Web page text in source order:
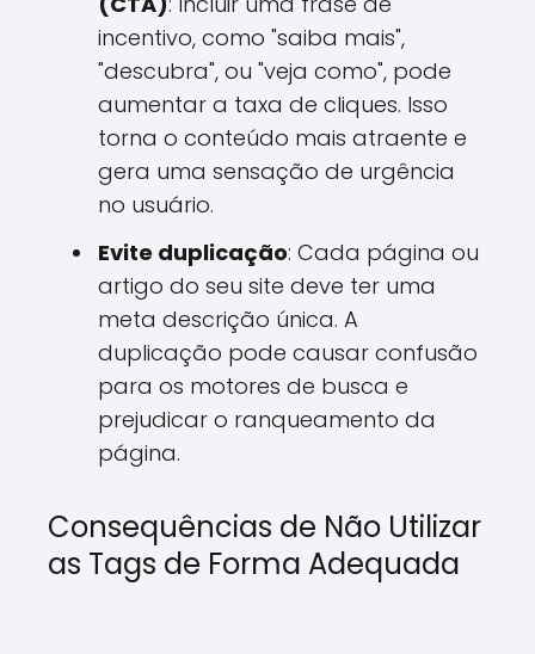
incentivo, como "saiba mais",
"descubra", ou "veja como", pode
aumentar a taxa de cliques. Isso
torna o conteúdo mais atraente e
gera uma sensação de urgência
no usuário.
Evite duplicação: Cada página ou
artigo do seu site deve ter uma
meta descrição única. A
duplicação pode causar confusão
para os motores de busca e
prejudicar o ranqueamento da
página.
Consequências de Não Utilizar
as Tags de Forma Adequada